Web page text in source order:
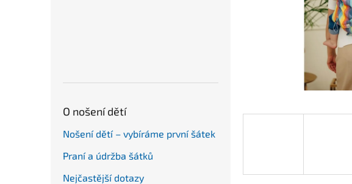
O nošení dětí
Nošení dětí – vybíráme první šátek
Praní a údržba šátků
Nejčastější dotazy